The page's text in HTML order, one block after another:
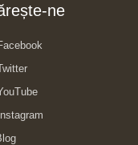
ne
Instagram